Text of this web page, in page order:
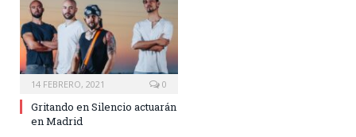
14 FEBRERO, 2021 0
Gritando en Silencio actuarán
en Madrid